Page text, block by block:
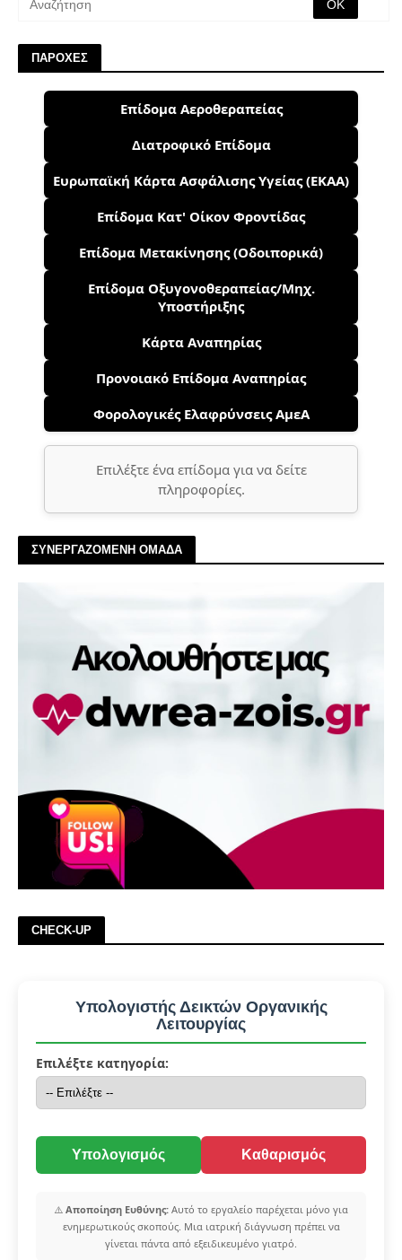
ΠΑΡΟΧΕΣ
Επίδομα Αεροθεραπείας
Διατροφικό Επίδομα
Ευρωπαϊκή Κάρτα Ασφάλισης Υγείας (ΕΚΑΑ)
Επίδομα Κατ' Οίκον Φροντίδας
Επίδομα Μετακίνησης (Οδοιπορικά)
Επίδομα Οξυγονοθεραπείας/Μηχ.
Υποστήριξης
Κάρτα Αναπηρίας
Προνοιακό Επίδομα Αναπηρίας
Φορολογικές Ελαφρύνσεις ΑμεΑ
Επιλέξτε ένα επίδομα για να δείτε
πληροφορίες.
ΣΥΝΕΡΓΑΖΟΜΕΝΗ ΟΜΑΔΑ
CHECK-UP
Υπολογιστής Δεικτών Οργανικής
Λειτουργίας
Επιλέξτε κατηγορία:
Υπολογισμός Καθαρισμός
⚠️ Αποποίηση Ευθύνης: Αυτό το εργαλείο παρέχεται μόνο για
ενημερωτικούς σκοπούς. Μια ιατρική διάγνωση πρέπει να
γίνεται πάντα από εξειδικευμένο γιατρό.